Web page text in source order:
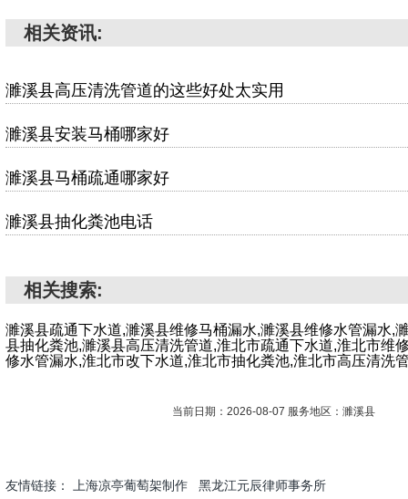
相关资讯:
濉溪县高压清洗管道的这些好处太实用
濉溪县安装马桶哪家好
濉溪县马桶疏通哪家好
濉溪县抽化粪池电话
相关搜索:
濉溪县疏通下水道,濉溪县维修马桶漏水,濉溪县维修水管漏水,
县抽化粪池,濉溪县高压清洗管道,淮北市疏通下水道,淮北市维
修水管漏水,淮北市改下水道,淮北市抽化粪池,淮北市高压清洗
当前日期：2026-08-07 服务地区：濉溪县
友情链接： 上海凉亭葡萄架制作 黑龙江元辰律师事务所